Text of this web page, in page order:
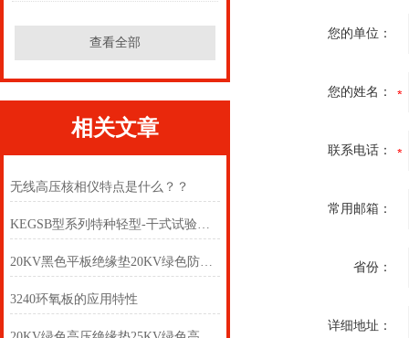
查看全部
相关文章
无线高压核相仪特点是什么？？
KEGSB型系列特种轻型-干式试验变压器
20KV黑色平板绝缘垫20KV绿色防滑绝缘垫
3240环氧板的应用特性
您的单位：
您的姓名：
联系电话：
常用邮箱：
省份：
详细地址：